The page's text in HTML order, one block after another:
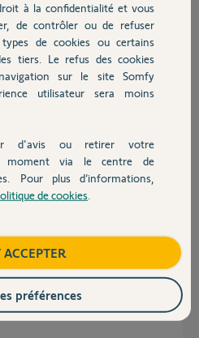
les alarmes.
fil de discussion
être récupérés.
notés sur ma notice portail au cas où.
à la confidentialité et vous
de contrôler ou de refuser
de cookies ou certains
tiers. Le refus des cookies
sur le site Somfy
utilisateur sera moins
d'avis ou retirer votre
moment via le centre de
Pour plus d’informations,
de cookies
préférences